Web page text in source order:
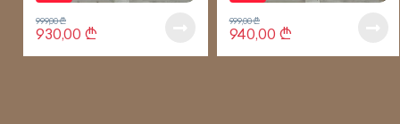
930,00₾
999,00₾
940,00 ₾
999,00₾